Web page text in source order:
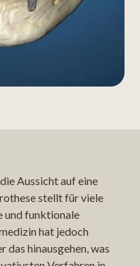
Aussicht auf eine
stellt für viele
und funktionale
hat jedoch
hinausgehen, was